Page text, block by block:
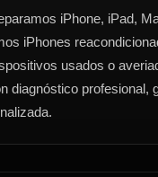
iPhone, iPad,
iPhones
usados o
diagnóstico profesional,